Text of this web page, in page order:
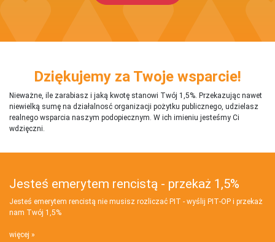
Dziękujemy za Twoje wsparcie!
Nieważne, ile zarabiasz i jaką kwotę stanowi Twój 1,5%. Przekazując nawet
niewielką sumę na działalnosć organizacji pożytku publicznego, udzielasz
realnego wsparcia naszym podopiecznym. W ich imieniu jesteśmy Ci
wdzięczni.
Jesteś emerytem rencistą - przekaż 1,5%
Jesteś emerytem rencistą nie musisz rozliczać PIT - wyślij PIT‑OP i przekaż
nam Twój 1,5%
więcej